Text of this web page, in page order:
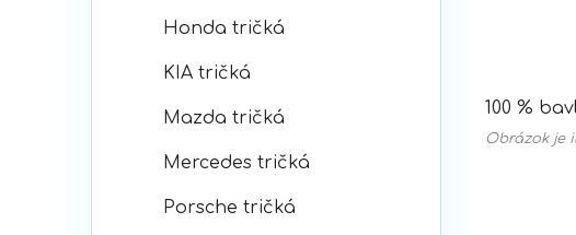
Honda tričká
KIA tričká
Mazda tričká
Mercedes tričká
Porsche tričká
100 %
Obrázok je